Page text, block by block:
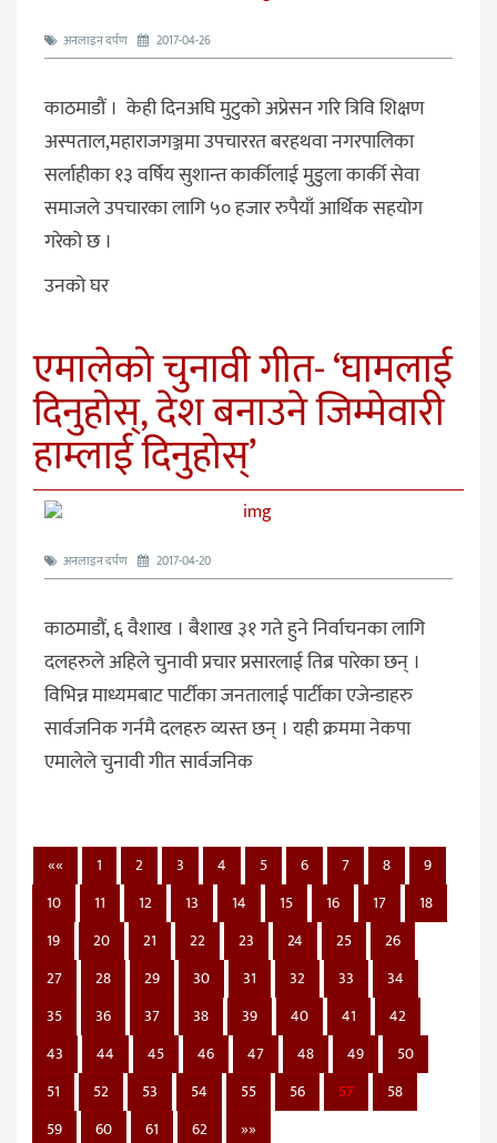
अनलाइन दर्पण 2017-04-26
काठमाडौं । केही दिनअघि मुटुको अप्रेसन गरि त्रिवि शिक्षण
अस्पताल,महाराजगञ्जमा उपचाररत बरहथवा नगरपालिका
सर्लाहीका १३ वर्षिय सुशान्त कार्कीलाई मुडुला कार्की सेवा
समाजले उपचारका लागि ५० हजार रुपैयाँ आर्थिक सहयोग
गरेको छ ।
उनको घर
एमालेको चुनावी गीत- ‘घामलाई
दिनुहोस्, देश बनाउने जिम्मेवारी
हाम्लाई दिनुहोस्’
अनलाइन दर्पण 2017-04-20
काठमाडौं, ६ वैशाख । बैशाख ३१ गते हुने निर्वाचनका लागि
दलहरुले अहिले चुनावी प्रचार प्रसारलाई तिब्र पारेका छन् ।
विभिन्न माध्यमबाट पार्टीका जनतालाई पार्टीका एजेन्डाहरु
सार्वजनिक गर्नमै दलहरु व्यस्त छन् । यही क्रममा नेकपा
एमालेले चुनावी गीत सार्वजनिक
«« 1 2 3 4 5 6 7 8
9
10
11 12 13 14 15 16 17
18
19
20 21 22 23 24 25
26
27
28 29 30 31 32 33
34
35
36 37 38 39 40 41
42
43
44 45 46 47 48 49
50
51
52 53 54 55 56 57
58
59
60 61 62 »»